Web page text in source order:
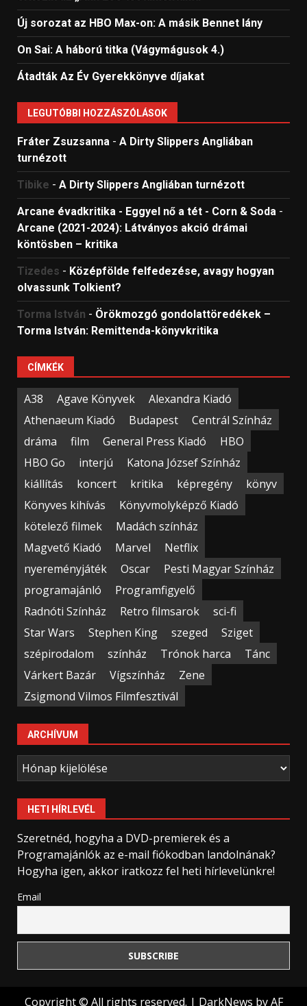
Új sorozat az HBO Max-on: A másik Bennet lány
On Sai: A ​háború titka (Vágymágusok 4.)
Átadták Az Év Gyerekkönyve díjakat
LEGUTÓBBI HOZZÁSZÓLÁSOK
Fráter Zsuzsanna - A Dirty Slippers Angliában
turnézott
Tibike - A Dirty Slippers Angliában turnézott
Arcane évadkritika - Eggyel nő a tét - Corn & Soda -
Arcane (2021-2024): Látványos akció drámai
köntösben – kritika
Tizedes - Középfölde felfedezése, avagy hogyan
olvassunk Tolkient?
Torma István - Örökmozgó gondolattöredékek –
Torma István: Remittenda-könyvkritika
CÍMKÉK
A38 Agave Könyvek
Alexandra Kiadó
Athenaeum Kiadó
Budapest
Centrál Színház
dráma
film General Press Kiadó
HBO
HBO Go
interjú
Katona József Színház
kiállítás
koncert kritika képregény
könyv
Könyves kihívás
Könyvmolyképző Kiadó
kötelező filmek
Madách színház
Magvető Kiadó
Marvel
Netflix
nyereményjáték
Oscar
Pesti Magyar Színház
programajánló
Programfigyelő
Radnóti Színház
Retro filmsarok
sci-fi
Star Wars
Stephen King szeged
Sziget
szépirodalom
színház Trónok harca
Tánc
Várkert Bazár
Vígszínház
Zene
Zsigmond Vilmos Filmfesztivál
ARCHÍVUM
Archívum
HETI HÍRLEVÉL
Szeretnéd, hogyha a DVD-premierek és a
Programajánlók az e-mail fiókodban landolnának?
Hogyha igen, akkor iratkozz fel heti hírlevelünkre!
Email
Copyright © All rights reserved. | DarkNews by AF